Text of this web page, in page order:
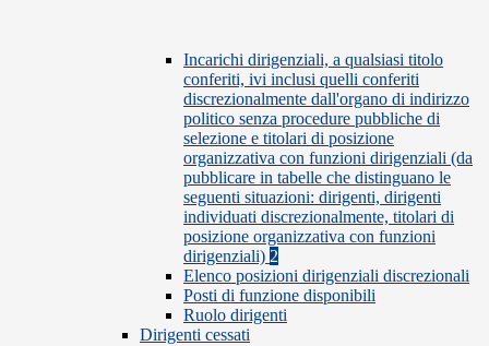
Incarichi dirigenziali, a qualsiasi titolo
conferiti, ivi inclusi quelli conferiti
discrezionalmente dall'organo di indirizzo
politico senza procedure pubbliche di
selezione e titolari di posizione
organizzativa con funzioni dirigenziali (da
pubblicare in tabelle che distinguano le
seguenti situazioni: dirigenti, dirigenti
individuati discrezionalmente, titolari di
posizione organizzativa con funzioni
dirigenziali) 2
Elenco posizioni dirigenziali discrezionali
Posti di funzione disponibili
Ruolo dirigenti
Dirigenti cessati